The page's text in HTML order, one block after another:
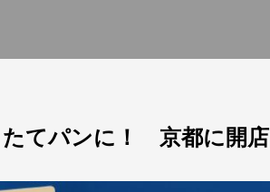
たてパンに！ 京都に開店